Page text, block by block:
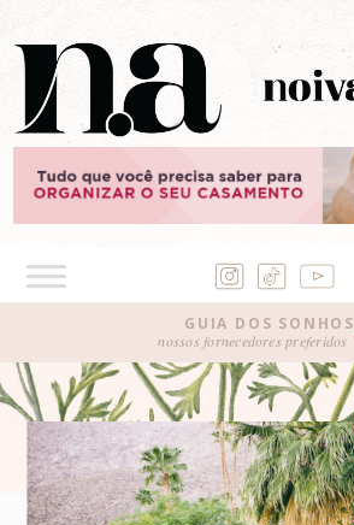
GUIA DOS SONHOS
nossos fornecedores preferidos